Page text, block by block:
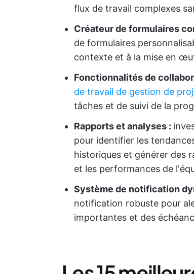
flux de travail complexes
Créateur de formulaires
de formulaires
contexte et à la mise en
Fonctionnalités de
de travail de gestion de
tâches et de suivi de la
Rapports et analyses :
pour identifier les
historiques et générer des
et les performances de
Système de notification
notification robuste pour
importantes et des